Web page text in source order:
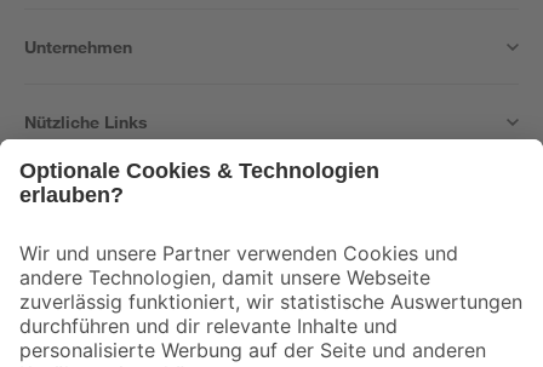
Unternehmen
Nützliche Links
Der toom Newsletter: Keine Angebote und Aktionen mehr verpassen!
Zur Newsletter Anmeldung